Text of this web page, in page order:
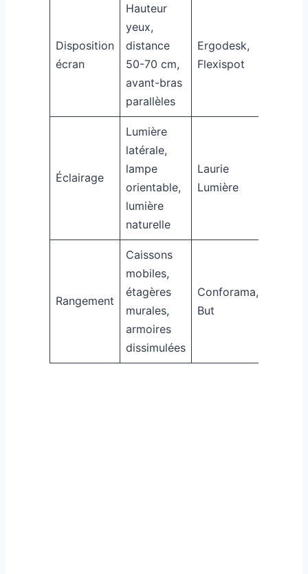
Disposition
écran
Hauteur
yeux,
distance
50-70 cm,
avant-bras
parallèles
Ergodesk,
Flexispot
Éclairage
Lumière
latérale,
lampe
orientable,
lumière
naturelle
Laurie
Lumière
Rangement
Caissons
mobiles,
étagères
murales,
armoires
dissimulées
Conforama,
But